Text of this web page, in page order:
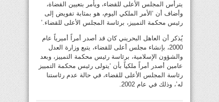
يترأس المجلس الأعلى للقضاء، ويأمر بتعيين القضاة،
وأضاف أن ‘الأمر الملكي اليوم، هو بمثابة تفويض إلى
رئيس محكمة التمييز، برئاسة المجلس الأعلى للقضاء.’
يُذكر أن العاهل البحريني كان قد أصدر أمراً أميرياً عام
2000، بإنشاء مجلس أعلى للقضاء، يتبع وزارة العدل
والشؤون الإسلامية، برئاسة رئيس محكمة التمييز، وبعد
عامين أصدر أمراً ملكياً بأن ‘يتولى رئيس محكمة التمييز
رئاسة المجلس الأعلى للقضاء، في حالة عدم رئاستنا
له’، وذلك في عام 2002.